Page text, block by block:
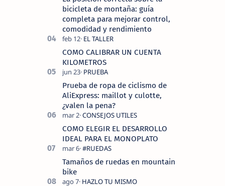
bicicleta de montaña: guía
completa para mejorar control,
comodidad y rendimiento
COMO CALIBRAR UN CUENTA
KILOMETROS
Prueba de ropa de ciclismo de
AliExpress: maillot y culotte,
¿valen la pena?
COMO ELEGIR EL DESARROLLO
IDEAL PARA EL MONOPLATO
Tamaños de ruedas en mountain
bike